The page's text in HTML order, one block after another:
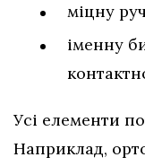
міцну
іменну
Усі елементи
Наприклад,